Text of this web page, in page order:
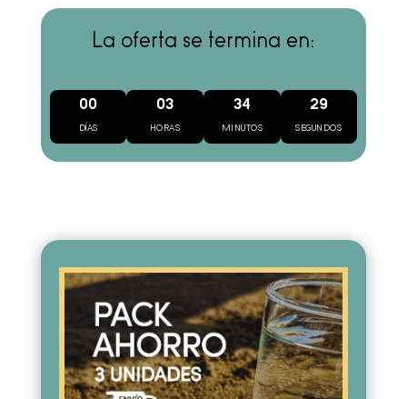
La oferta se termina en:
00
DÍAS
03
HORAS
34
MINUTOS
27
SEGUNDOS